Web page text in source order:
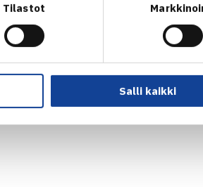
Tilastot
Salli kaikki
Openissa 2014